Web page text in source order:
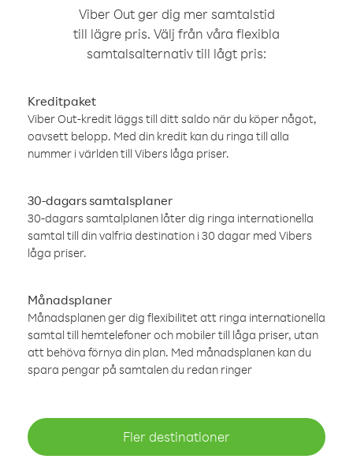
Viber Out ger dig mer samtalstid
till lägre pris. Välj från våra flexibla
samtalsalternativ till lågt pris:
Kreditpaket
Viber Out-kredit läggs till ditt saldo när du köper något,
oavsett belopp. Med din kredit kan du ringa till alla
nummer i världen till Vibers låga priser.
30-dagars samtalsplaner
30-dagars samtalplanen låter dig ringa internationella
samtal till din valfria destination i 30 dagar med Vibers
låga priser.
Månadsplaner
Månadsplanen ger dig flexibilitet att ringa internationella
samtal till hemtelefoner och mobiler till låga priser, utan
att behöva förnya din plan. Med månadsplanen kan du
spara pengar på samtalen du redan ringer
Fler destinationer